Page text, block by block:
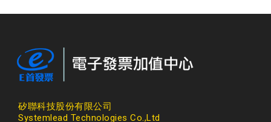
矽聯科技股份有限公司
Systemlead Technologies Co.,Ltd